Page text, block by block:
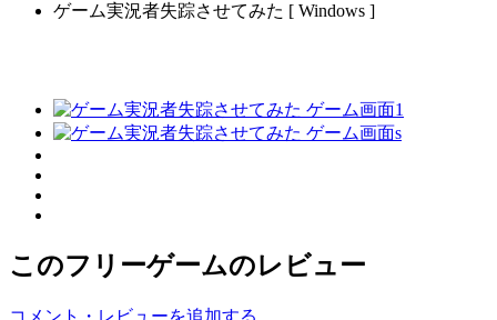
ゲーム実況者失踪させてみた [ Windows ]
このフリーゲームのレビュー
コメント・レビューを追加する